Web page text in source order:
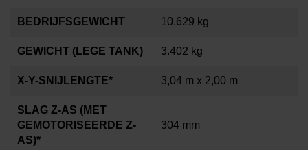
BEDRIJFSGEWICHT 10.629 kg
GEWICHT (LEGE TANK) 3.402 kg
X-Y-SNIJLENGTE* 3,04 m x 2,00 m
SLAG Z-AS (MET
GEMOTORISEERDE Z-
AS)*
304 mm